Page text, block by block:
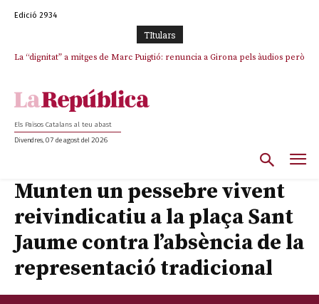
Edició 2934
TItulars
La “dignitat” a mitges de Marc Puigtió: renuncia a Girona pels àudios però
Els Països Catalans al teu abast
Divendres, 07 de agost del 2026
Munten un pessebre vivent
reivindicatiu a la plaça Sant
Jaume contra l’absència de la
representació tradicional